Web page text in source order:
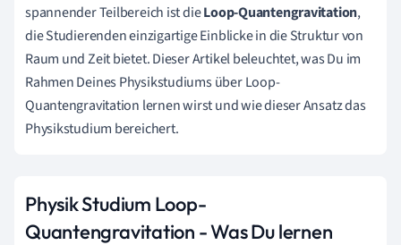
spannender Teilbereich ist dieLoop-Quantengravitation,
die Studierenden einzigartige Einblicke in die Struktur von
Raum und Zeit bietet. Dieser Artikel beleuchtet, was Du im
Rahmen Deines Physikstudiums über Loop-
Quantengravitation lernen wirst und wie dieser Ansatz das
Physikstudium bereichert.
Physik Studium Loop-
Quantengravitation - Was Du lernen